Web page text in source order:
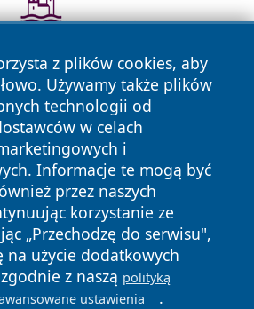
z plików cookies, aby
Używamy także plików
technologii od
w celach
i
Informacje te mogą być
przez naszych
korzystanie ze
„Przechodzę do serwisu",
na użycie dodatkowych
z naszą polityką
ustawienia .
Wszystkie prawa
Polityka
Cookies